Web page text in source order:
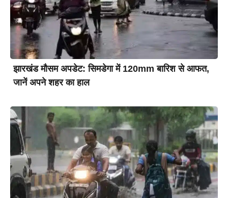
झारखंड मौसम अपडेट: सिमडेगा में 120mm बारिश से आफत,
जानें अपने शहर का हाल